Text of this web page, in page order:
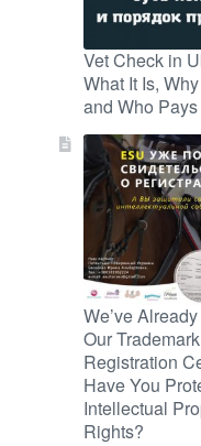
Vet Check in
What It Is,
and Who Pays
We’ve
Our Trademark
Registration
Have You
Intellectual
Rights?